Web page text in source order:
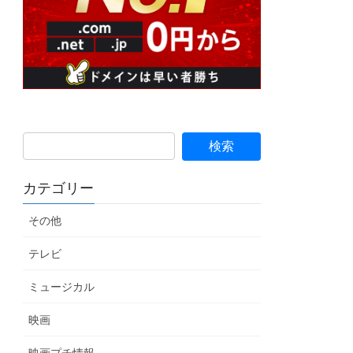
カテゴリー
その他
テレビ
ミュージカル
映画